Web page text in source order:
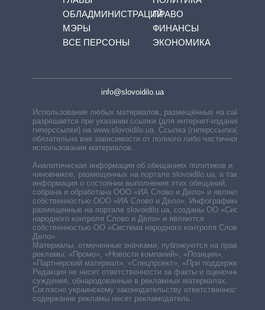
ОБЛАДМИНИСТРАЦИЙ
МЭРЫ
ВСЕ ПЕРСОНЫ
ПРАВО
ФИНАНСЫ
ЭКОНОМИКА
info@slovoidilo.ua
Использование любых материалов, размещённых на сайте,
разрешается при указании ссылки (для интернет-изданий —
гиперссылки) на www.slovoidilo.ua. Ссылка (гиперссылка)
обязательна вне зависимости от полного либо частичного
использования материалов.
Аналитическая информация об обещаниях политиков и
чиновников, размещенных на портале slovoidilo.ua, а также
информация о состоянии выполнения этих обещаний,
собрана и обработана ООО «ИА Слово и Дело» и является
собственностью ООО «ИА Слово и Дело». Инфографики,
размещенные на портале slovoidilo.ua, созданы ОО «Система
народного контроля Слово и Дело» и являются
собственностью ОО «Система народного контроля Слово и
Дело».
Материалы, отмеченные значками, публикуются на правах
рекламы: «Промо», «Новости компаний», «Позиция»,
«Партнерский материал», «Спецпроект», «При поддержке».
Редакция не несет ответственности за факты и оценочные
суждения, обнародованные в рекламных материалах.
Согласно украинскому законодательству ответственность за
содержание рекламы несет рекламодатель.